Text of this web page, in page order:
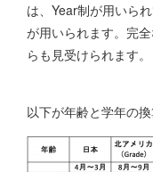
は、Year制が用いら
が用いられます。完
らも見受けられます。
以下が年齢と学年の換